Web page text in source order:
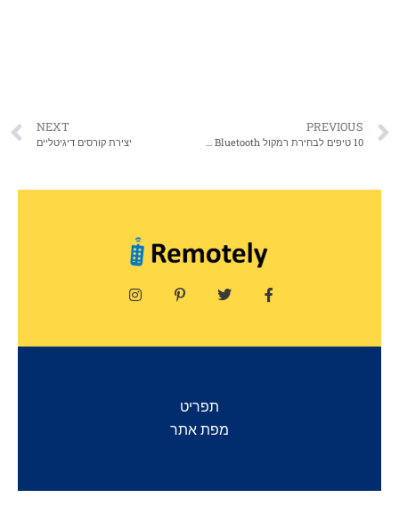
PREVIOUS
10 טיפים לבחירת רמקול Bluetooth המושלם לאופניים
NEXT
יצירת קורסים דיגיטליים
תפריט
מפת אתר